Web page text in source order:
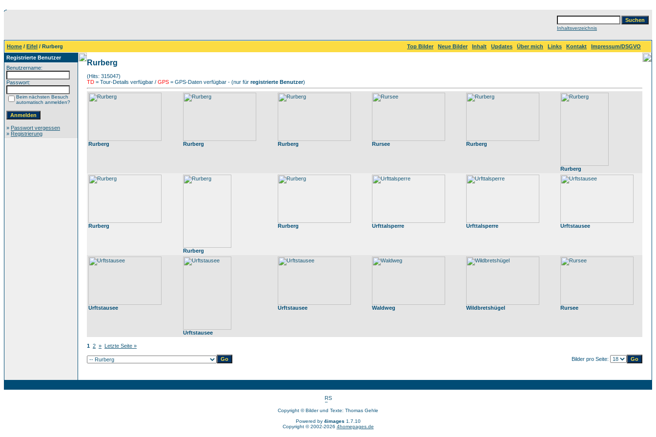
Inhaltsverzeichnis
Home / Eifel / Rurberg Top Bilder Neue Bilder Inhalt Updates Über mich Links Kontakt
Impressum/DSGVO
Registrierte Benutzer
Benutzername:
Passwort:
Beim nächsten Besuch
automatisch anmelden?
» Passwort vergessen
» Registrierung
Rurberg
(Hits: 315047)
TD = Tour-Details verfügbar / GPS = GPS-Daten verfügbar - (nur für registrierte Benutzer)
Rurberg Rurberg Rurberg Rursee Rurberg
Rurberg
Rurberg
Rurberg
Rurberg Urfttalsperre Urfttalsperre Urftstausee
Urftstausee
Urftstausee
Urftstausee Waldweg Wildbretshügel Rursee
1 2 » Letzte Seite »
Bilder pro Seite:
Copyright © Bilder und Texte: Thomas Gehle
Powered by 4images 1.7.10
Copyright © 2002-2026 4homepages.de